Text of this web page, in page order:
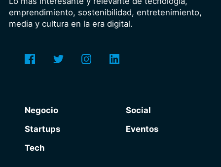
emprendimiento, sostenibilidad, entretenimiento,
media y cultura en la era digital.
Negocio
Startups
Tech
Social
Eventos